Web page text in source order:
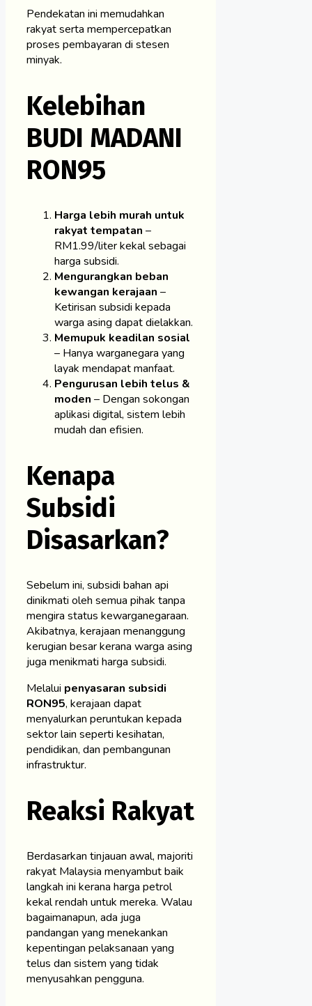
Pendekatan ini memudahkan
rakyat serta mempercepatkan
proses pembayaran di stesen
minyak.
Kelebihan
BUDI MADANI
RON95
Harga lebih murah untuk
rakyat tempatan –
RM1.99/liter kekal sebagai
harga subsidi.
Mengurangkan beban
kewangan kerajaan –
Ketirisan subsidi kepada
warga asing dapat dielakkan.
Memupuk keadilan sosial
– Hanya warganegara yang
layak mendapat manfaat.
Pengurusan lebih telus &
moden – Dengan sokongan
aplikasi digital, sistem lebih
mudah dan efisien.
Kenapa
Subsidi
Disasarkan?
Sebelum ini, subsidi bahan api
dinikmati oleh semua pihak tanpa
mengira status kewarganegaraan.
Akibatnya, kerajaan menanggung
kerugian besar kerana warga asing
juga menikmati harga subsidi.
Melalui penyasaran subsidi
RON95, kerajaan dapat
menyalurkan peruntukan kepada
sektor lain seperti kesihatan,
pendidikan, dan pembangunan
infrastruktur.
Reaksi Rakyat
Berdasarkan tinjauan awal, majoriti
rakyat Malaysia menyambut baik
langkah ini kerana harga petrol
kekal rendah untuk mereka. Walau
bagaimanapun, ada juga
pandangan yang menekankan
kepentingan pelaksanaan yang
telus dan sistem yang tidak
menyusahkan pengguna.